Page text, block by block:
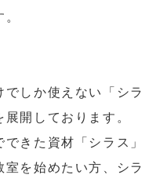
しか使えない「シラ
開しております。
きた資材「シラス」
を始めたい方、シラ